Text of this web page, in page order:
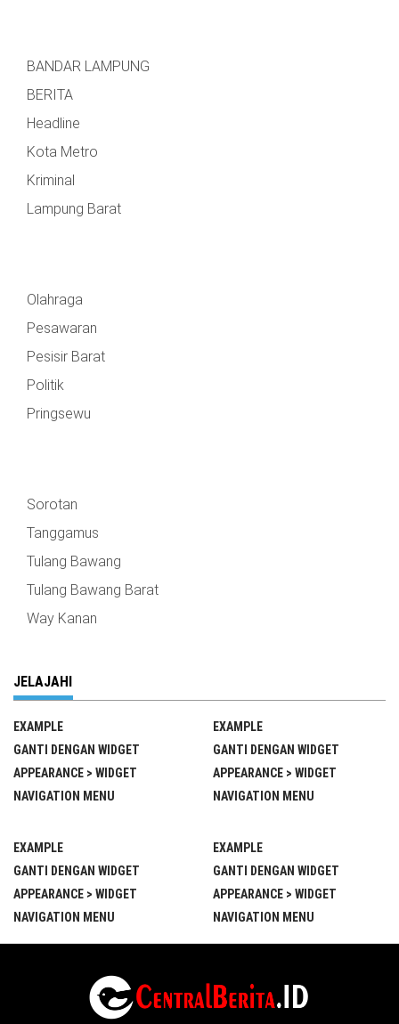
BANDAR LAMPUNG
BERITA
Headline
Kota Metro
Kriminal
Lampung Barat
Olahraga
Pesawaran
Pesisir Barat
Politik
Pringsewu
Sorotan
Tanggamus
Tulang Bawang
Tulang Bawang Barat
Way Kanan
JELAJAHI
EXAMPLE
GANTI DENGAN WIDGET
APPEARANCE > WIDGET
NAVIGATION MENU
EXAMPLE
GANTI DENGAN WIDGET
APPEARANCE > WIDGET
NAVIGATION MENU
EXAMPLE
GANTI DENGAN WIDGET
APPEARANCE > WIDGET
NAVIGATION MENU
EXAMPLE
GANTI DENGAN WIDGET
APPEARANCE > WIDGET
NAVIGATION MENU